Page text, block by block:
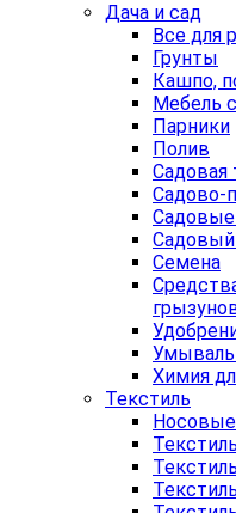
Дача и сад
Все для
Грунты
Кашпо,
Мебель
Парники
Полив
Садовая
Садово-
Садовые
Садовый
Семена
Химия
Текстиль